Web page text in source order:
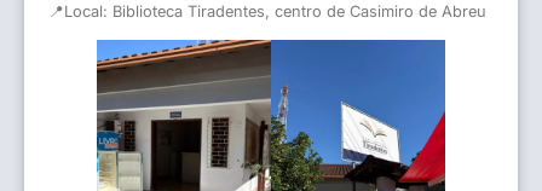
📍Local: Biblioteca Tiradentes, centro de Casimiro de Abreu